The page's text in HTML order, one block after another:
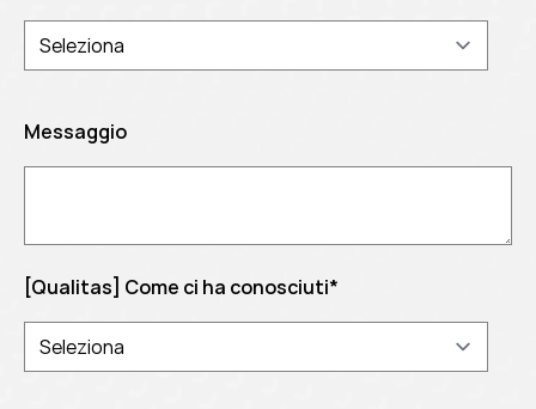
Messaggio
[Qualitas] Come ci ha conosciuti*